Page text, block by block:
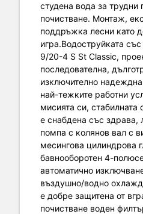
студена вода за трудни
почистване. Монтаж,
поддръжка лесни като
игра.Водоструйката
9/20-4 S St Classic,
последователна,
изключително
най-тежките работни
мисията си,
е снабдена със здрава,
помпа с колянов вал с
месингова цилиндрова
бавнооборотен 4-
автоматично
въздушно/водно
е добре защитена от
почистване воден